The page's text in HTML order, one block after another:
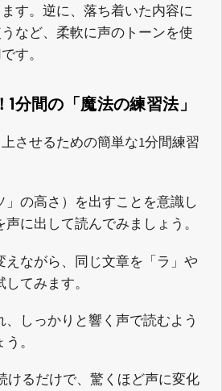
す。逆に、落ち着いた内容に
など、柔軟に声のトーンを使
す。
分間の「魔法の練習法」
させるための簡単な1分間練習
」の高さ）を出すことを意識し
に出して読んでみましょう。
えながら、同じ文章を「ラ」や
してみます。
、しっかりと響く声で読むよう
。
けるだけで、驚くほど声に変化